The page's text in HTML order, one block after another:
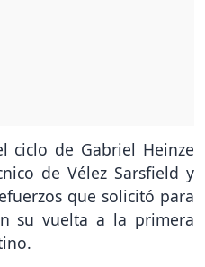
ciclo de Gabriel Heinze
de Vélez Sarsfield y
que solicitó para
su vuelta a la primera